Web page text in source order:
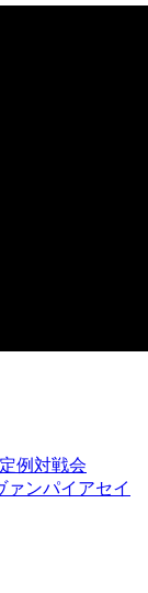
例対戦会
ァンパイアセイ